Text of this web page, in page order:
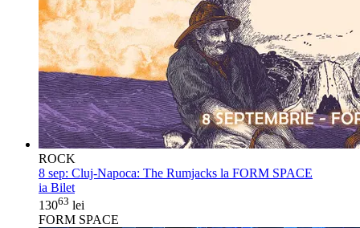
ROCK
8 sep: Cluj-Napoca: The Rumjacks la FORM SPACE
ia Bilet
13063 lei
FORM SPACE